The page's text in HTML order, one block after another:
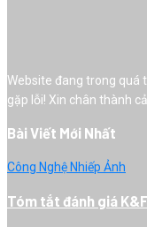
Website đang trong quá
gặp lỗi! Xin chân thành
Bài Viết Mới Nhất
Công Nghệ Nhiếp Ảnh
Tóm tắt đánh giá